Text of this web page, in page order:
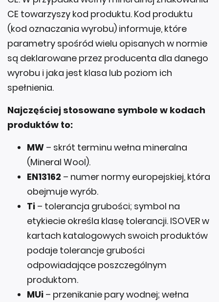
CE towarzyszy kod produktu. Kod produktu
(kod oznaczania wyrobu) informuje, które
parametry spośród wielu opisanych w normie
są deklarowane przez producenta dla danego
wyrobu i jaka jest klasa lub poziom ich
spełnienia.
Najczęściej stosowane symbole w kodach
produktów to:
MW – skrót terminu wełna mineralna
(Mineral Wool).
EN13162 – numer normy europejskiej, która
obejmuje wyrób.
Ti – tolerancja grubości; symbol na
etykiecie określa klasę tolerancji. ISOVER w
kartach katalogowych swoich produktów
podaje tolerancje grubości
odpowiadające poszczególnym
produktom.
MUi – przenikanie pary wodnej; wełna